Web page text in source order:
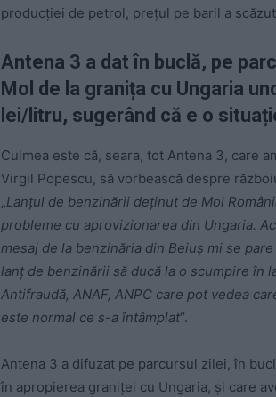
producției de petrol, prețul pe baril a
Antena 3 a dat în buclă, pe
Mol de la granița cu Ungaria
lei/litru, sugerând că e o
Culmea este că, seara, tot Antena 3, care
Virgil Popescu, să vorbească despre
„Lanțul de benzinării deținut de Mol
probleme cu aprovizionarea din Ungaria.
mesaj de la benzinăria din Beiuș mi se
lanț de benzinării să ducă la o scumpire în
Antifraudă, ANAF, ANPC care pot vedea
este normal ce s-a întâmplat“.
Antena 3 a difuzat pe parcursul zilei, în
în apropierea graniței cu Ungaria, și care